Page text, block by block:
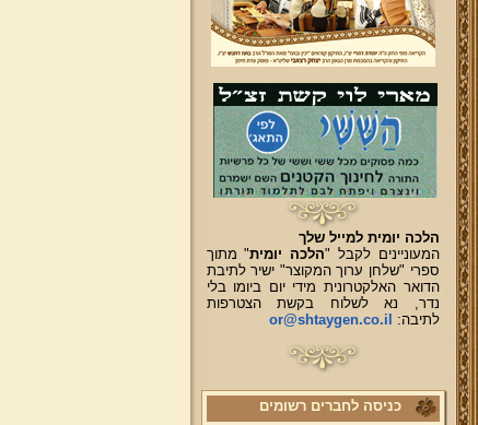
הלכה יומית למייל שלך
המעוניינים לקבל "הלכה יומית" מתוך
ספרי "שלחן ערוך המקוצר" ישיר לתיבת
הדואר האלקטרונית מידי יום ביומו בלי
נדר, נא לשלוח בקשת הצטרפות
לתיבה:
or@shtaygen.co.il
כניסה לחברים רשומים